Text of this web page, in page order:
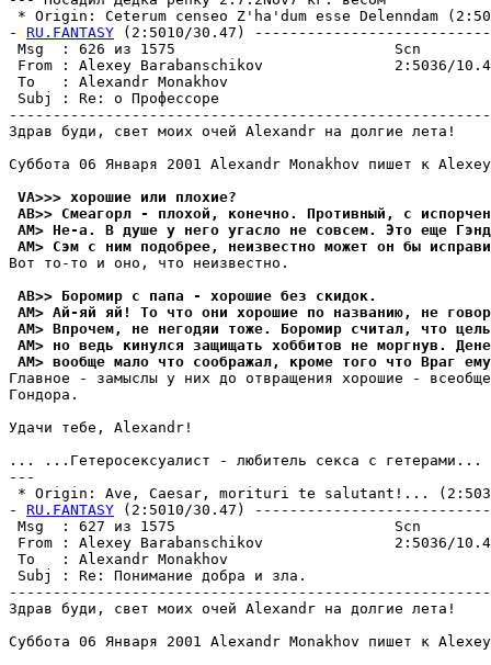
* Origin: Ceterum censeo Z'ha'dum esse Delenndam
- RU.FANTASY (2:5010/30.47)
Msg  : 626 из 1575
From : Alexey Barabanschikov               2:5036/
To   : Alexandr Monakhov
Subj : Re: о
Здрав буди, свет моих очей Alexandr на долгие лета!
Суббота 06 Января 2001 Alexandr Monakhov пишет к
VA>>> хорошие или плохие?
AB>> Смеагорл - плохой, конечно. Противный, с
AM> Hе-а. В душе у него угасло не совсем. Это еще
AM> Сэм с ним подобрее, неизвестно может он бы
Вот то-то и оно, что неизвестно.
AB>> Боромир с папа - хорошие без скидок.
AM> Ай-яй яй! То что они хорошие по названию, не
AM> Впрочем, не негодяи тоже. Боромир считал, что
AM> но ведь кинулся защищать хоббитов не моргнув.
AM> вообще мало что соображал, кроме того что Враг
Главное - замыслы у них до отвpащения хорошие -
Гондоpа.
Удачи тебе, Alexandr!
... ...Гетеpосексуалист - любитель секса с гетеpами...
---
* Origin: Ave, Caesar, morituri te salutant!...
- RU.FANTASY (2:5010/30.47)
Msg  : 627 из 1575
From : Alexey Barabanschikov               2:5036/
To   : Alexandr Monakhov
Subj : Re: Понимание
Здрав буди, свет моих очей Alexandr на долгие лета!
Суббота 06 Января 2001 Alexandr Monakhov пишет к